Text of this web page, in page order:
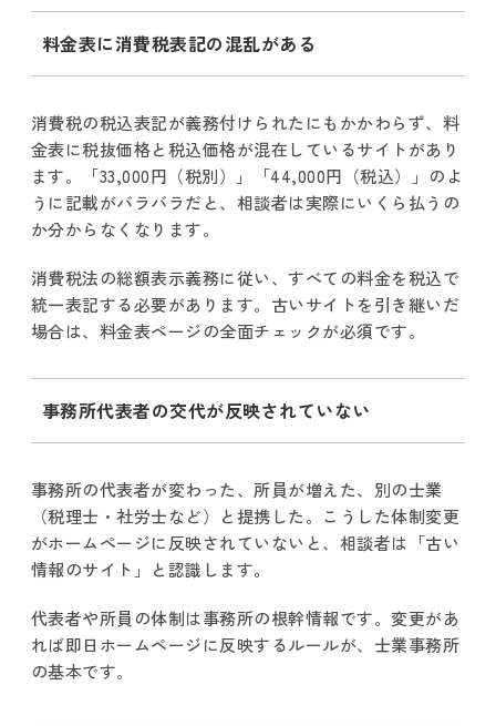
料金表に消費税表記の混乱がある
消費税の税込表記が義務付けられたにもかかわらず、料
金表に税抜価格と税込価格が混在しているサイトがあり
ます。「33,000円（税別）」「44,000円（税込）」のよ
うに記載がバラバラだと、相談者は実際にいくら払うの
か分からなくなります。
消費税法の総額表示義務に従い、すべての料金を税込で
統一表記する必要があります。古いサイトを引き継いだ
場合は、料金表ページの全面チェックが必須です。
事務所代表者の交代が反映されていない
事務所の代表者が変わった、所員が増えた、別の士業
（税理士・社労士など）と提携した。こうした体制変更
がホームページに反映されていないと、相談者は「古い
情報のサイト」と認識します。
代表者や所員の体制は事務所の根幹情報です。変更があ
れば即日ホームページに反映するルールが、士業事務所
の基本です。